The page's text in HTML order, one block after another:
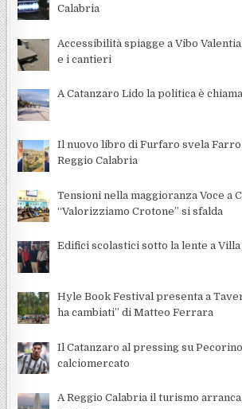
Calabria
Accessibilità spiagge a Vibo
e i cantieri
A Catanzaro Lido la politica è
Il nuovo libro di Furfaro svela
Reggio Calabria
Tensioni nella maggioranza Voce a
“Valorizziamo Crotone” si sfalda
Edifici scolastici sotto la lente a Villa
Hyle Book Festival presenta a
ha cambiati” di Matteo Ferrara
Il Catanzaro al pressing su
calciomercato
A Reggio Calabria il turismo